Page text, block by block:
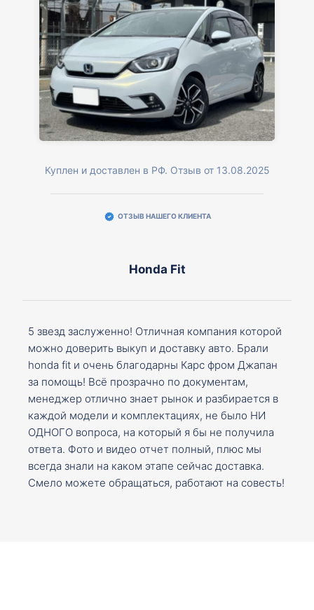
Куплен и доставлен в РФ. Отзыв от 13.08.2025
ОТЗЫВ НАШЕГО КЛИЕНТА
Honda Fit
5 звезд заслуженно! Отличная компания которой
можно доверить выкуп и доставку авто. Брали
honda fit и очень благодарны Карс фром Джапан
за помощь! Всё прозрачно по документам,
менеджер отлично знает рынок и разбирается в
каждой модели и комплектациях, не было НИ
ОДНОГО вопроса, на который я бы не получила
ответа. Фото и видео отчет полный, плюс мы
всегда знали на каком этапе сейчас доставка.
Смело можете обращаться, работают на совесть!